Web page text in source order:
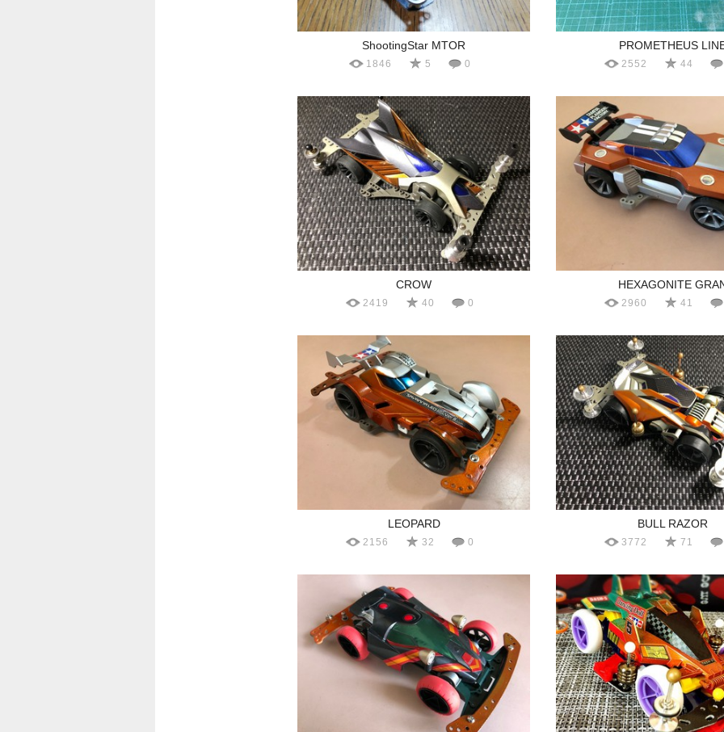
ShootingStar MTOR
1846 5 0
PROMETHEUS
2552 44
CROW
2419 40 0
HEXAGONITE
2960 41
LEOPARD
2156 32 0
BULL RAZOR
3772 71